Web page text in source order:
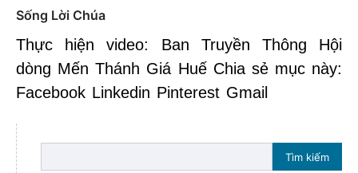
Sống Lời Chúa
Thực hiện video: Ban Truyền Thông Hội
dòng Mến Thánh Giá Huế Chia sẻ mục này:
Facebook Linkedin Pinterest Gmail
Tìm kiếm